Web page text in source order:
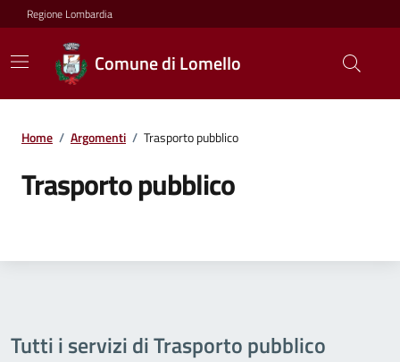
Regione Lombardia
Comune di Lomello
Home / Argomenti / Trasporto pubblico
Trasporto pubblico
Tutti i servizi di Trasporto pubblico